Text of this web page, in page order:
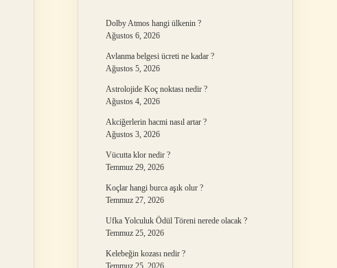
Dolby Atmos hangi ülkenin ?
Ağustos 6, 2026
Avlanma belgesi ücreti ne kadar ?
Ağustos 5, 2026
Astrolojide Koç noktası nedir ?
Ağustos 4, 2026
Akciğerlerin hacmi nasıl artar ?
Ağustos 3, 2026
Vücutta klor nedir ?
Temmuz 29, 2026
Koçlar hangi burca aşık olur ?
Temmuz 27, 2026
Ufka Yolculuk Ödül Töreni nerede olacak ?
Temmuz 25, 2026
Kelebeğin kozası nedir ?
Temmuz 25, 2026